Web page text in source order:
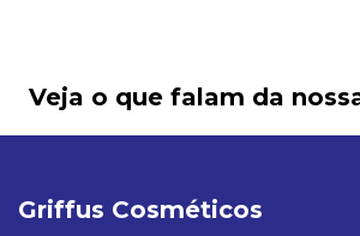
Veja o que falam da
Griffus Cosméticos